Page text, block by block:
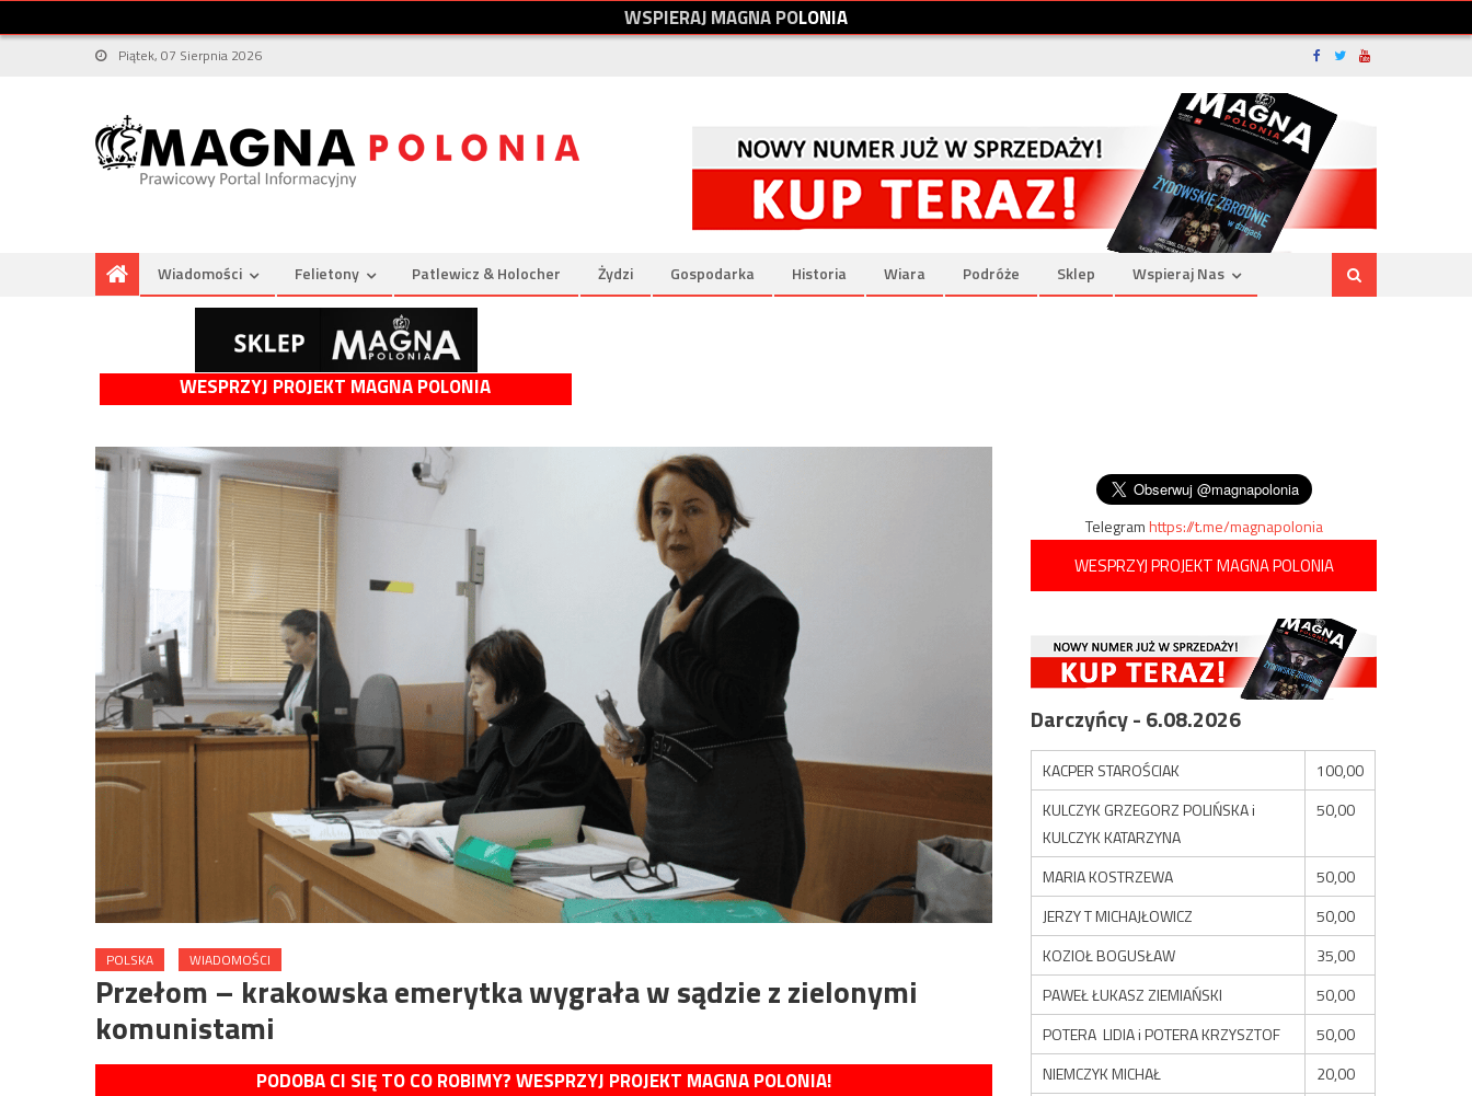
WSPIERAJMAGNAPOLONIA
Piątek, 07 Sierpnia 2026
Wiadomości Felietony Patlewicz & Holocher Żydzi Gospodarka Historia Wiara Podróże Sklep Wspieraj Nas
WESPRZYJ PROJEKT MAGNA POLONIA
POLSKA WIADOMOŚCI
Przełom – krakowska emerytka wygrała w sądzie z zielonymi
komunistami
PODOBA CI SIĘ TO CO ROBIMY? WESPRZYJ PROJEKT MAGNA POLONIA!
Telegramhttps://t.me/magnapolonia
WESPRZYJ PROJEKT MAGNA POLONIA
Darczyńcy - 6.08.2026
KACPER STAROŚCIAK
100,00
KULCZYK GRZEGORZ POLIŃSKA i
KULCZYK KATARZYNA
50,00
MARIA KOSTRZEWA
50,00
JERZY T MICHAJŁOWICZ
50,00
KOZIOŁ BOGUSŁAW
35,00
PAWEŁ ŁUKASZ ZIEMIAŃSKI
50,00
POTERA LIDIA i POTERA KRZYSZTOF
50,00
NIEMCZYK MICHAŁ
20,00